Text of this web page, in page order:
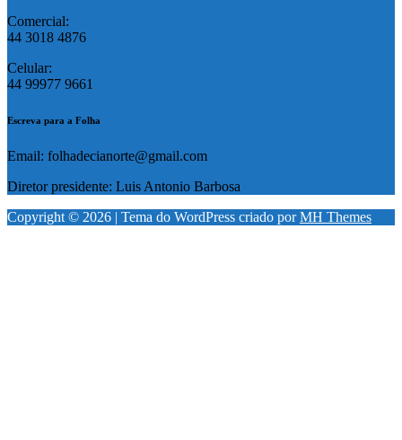
Comercial:
44 3018 4876
Celular:
44 99977 9661
Escreva para a Folha
Email: folhadecianorte@gmail.com
Diretor presidente: Luis Antonio Barbosa
Copyright © 2026 | Tema do WordPress criado porMH Themes